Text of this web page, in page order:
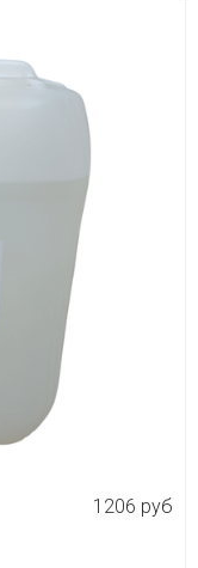
1206 руб